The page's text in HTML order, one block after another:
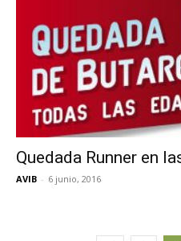
Quedada Runner en
AVIB - 6 junio, 2016